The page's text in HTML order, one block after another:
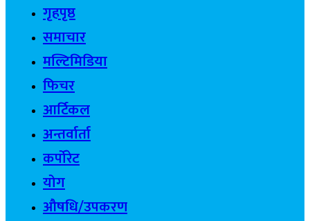
गृहपृष्ठ
समाचार
मल्टिमिडिया
फिचर
आर्टिकल
अन्तर्वार्ता
कर्पोरेट
योग
औषधि/उपकरण